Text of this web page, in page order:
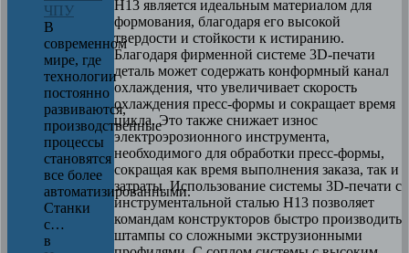
H13 является идеальным материалом для
формования, благодаря его высокой
твердости и стойкости к истиранию.
Благодаря фирменной системе 3D-печати
деталь может содержать конформный канал
охлаждения, что увеличивает скорость
охлаждения пресс-формы и сокращает время
цикла. Это также снижает износ
электроэрозионного инструмента,
необходимого для обработки пресс-формы,
сокращая как время выполнения заказа, так и
затраты. Использование системы 3D-печати с
инструментальной сталью H13 позволяет
командам конструкторов быстро производить
штампы со сложными экструзионными
ЧПУ
В
современном
мире, где
технологии
постоянно
развиваются,
производственные
процессы
становятся
все более
автоматизированными.
Станки
с…
в